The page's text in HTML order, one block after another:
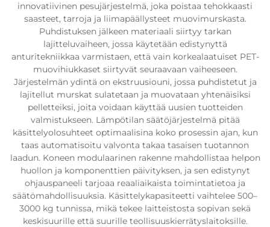
innovatiivinen pesujärjestelmä, joka poistaa tehokkaasti
saasteet, tarroja ja liimapäällysteet muovimurskasta.
Puhdistuksen jälkeen materiaali siirtyy tarkan
lajitteluvaiheen, jossa käytetään edistynyttä
anturitekniikkaa varmistaen, että vain korkealaatuiset PET-
muovihiukkaset siirtyvät seuraavaan vaiheeseen.
Järjestelmän ydintä on ekstruusiouni, jossa puhdistetut ja
lajitellut murskat sulatetaan ja muovataan yhtenäisiksi
pelletteiksi, joita voidaan käyttää uusien tuotteiden
valmistukseen. Lämpötilan säätöjärjestelmä pitää
käsittelyolosuhteet optimaalisina koko prosessin ajan, kun
taas automatisoitu valvonta takaa tasaisen tuotannon
laadun. Koneen modulaarinen rakenne mahdollistaa helpon
huollon ja komponenttien päivityksen, ja sen edistynyt
ohjauspaneeli tarjoaa reaaliaikaista toimintatietoa ja
säätömahdollisuuksia. Käsittelykapasiteetti vaihtelee 500–
3000 kg tunnissa, mikä tekee laitteistosta sopivan sekä
keskisuurille että suurille teollisuuskierrätyslaitoksille.